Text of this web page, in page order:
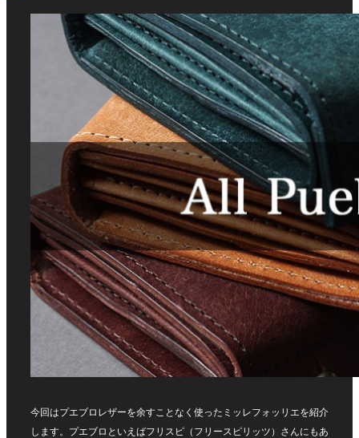
今回はプエブロレザーを余すことなく使ったミッレフォッリエを紹介
します。プエブロといえばフリスピ（フリースピリッツ）さんにもあ